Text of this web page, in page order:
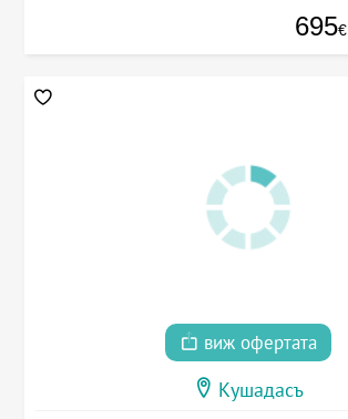
695€
виж офертата
Кушадасъ